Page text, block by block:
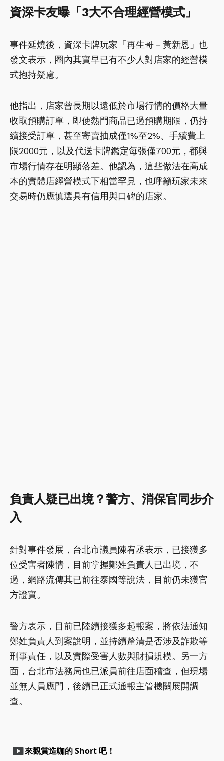
資深卡友曝「3大不合理經營模式」
事件延燒後，資深卡牌玩家「再生哥－黃新恩」也
發文表示，圈內其實早已有不少人對店家的經營模
式抱持疑慮。
他指出，店家曾長期以遠低於市場行情的價格大量
收取預購訂單，即使熱門商品已過預購期限，仍持
續接受訂單，甚至寄賣抽成僅1%至2%、手續費上
限2000元，以及代送卡牌鑑定每張僅700元，都與
市場行情存在明顯落差。他認為，這些做法在高成
本的實體店經營模式下相當罕見，也呼籲玩家未來
交易時仍應慎選具有信用與口碑的店家。
負責人疑已出境？警方、消保官同步介
入
針對事件發展，台北市議員陳宥丞表示，已接獲多
位受害者陳情，目前掌握鄭姓負責人已出境，不
過，網路流傳其已前往泰國等說法，目前仍未獲官
方證實。
警方表示，目前已陸續接獲多起報案，將依法通知
鄭姓負責人到案說明，並持續釐清是否涉及詐欺等
刑事責任，以及實際受害人數與財損規模。另一方
面，台北市法務局也已派員前往店面稽查，但現場
並無人員應門，後續已正式通報主管機關展開調
查。
smart_display來觀賞造咖的 Short 吧！